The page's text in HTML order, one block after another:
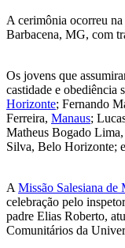
A cerimônia ocorreu na
Barbacena, MG, com
Os jovens que
castidade e obediência
Horizonte; Fernando
Ferreira, Manaus;
Matheus Bogado
Silva, Belo Horizonte;
A Missão Salesiana de
celebração pelo
padre Elias Roberto,
Comunitários da